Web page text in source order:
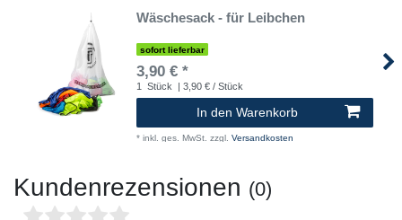
Wäschesack - für Leibchen
sofort lieferbar
3,90 € *
1 Stück | 3,90 € / Stück
In den Warenkorb
* inkl. ges. MwSt. zzgl. Versandkosten
Kundenrezensionen (0)